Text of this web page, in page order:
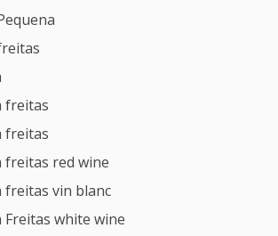
freitas
freitas
freitas red wine
freitas vin blanc
Freitas white wine